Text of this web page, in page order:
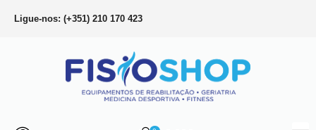
Ligue-nos: (+351) 210 170 423